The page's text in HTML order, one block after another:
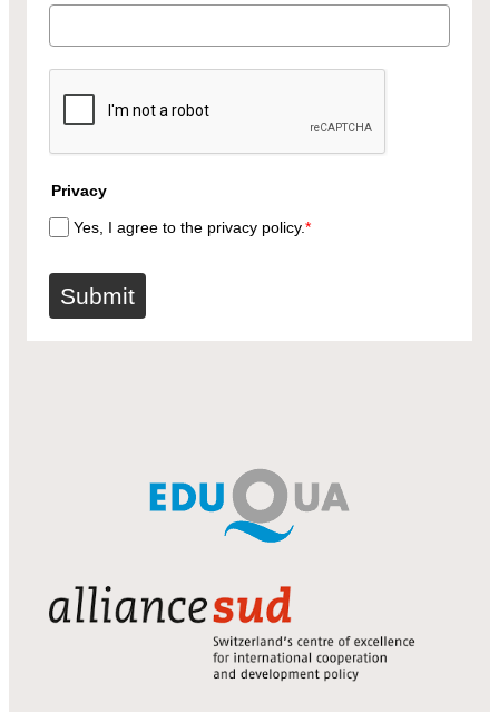
Privacy
Yes, I agree to the privacy policy.*
Submit